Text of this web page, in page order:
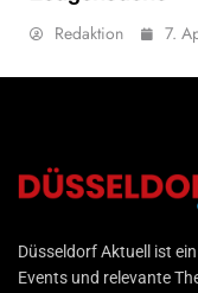
Redaktion 7.
Düsseldorf Aktuell ist
Events und relevante